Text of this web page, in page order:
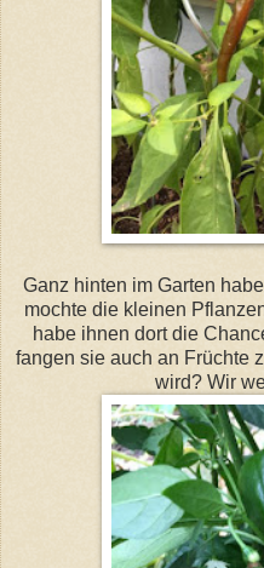
Ganz hinten im Garten
mochte die kleinen
habe ihnen dort die
fangen sie auch an Früchte
wird? Wir